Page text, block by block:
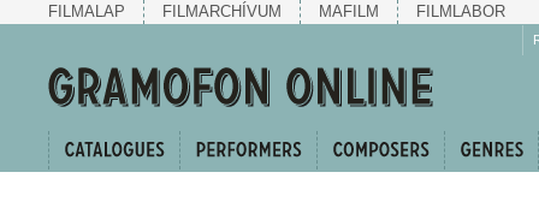
FILMALAP FILMARCHÍVUM MAFILM FILMLABOR